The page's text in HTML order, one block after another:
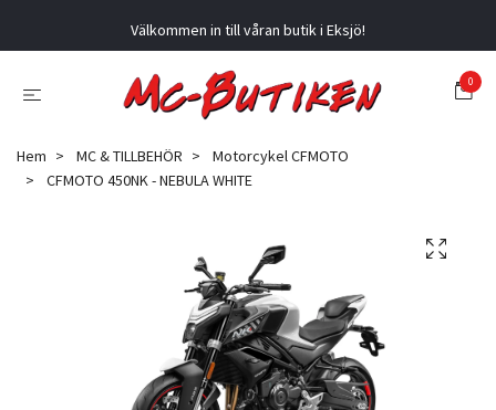
Välkommen in till våran butik i Eksjö!
0
Hem MC & TILLBEHÖR
Motorcykel CFMOTO
CFMOTO 450NK - NEBULA WHITE